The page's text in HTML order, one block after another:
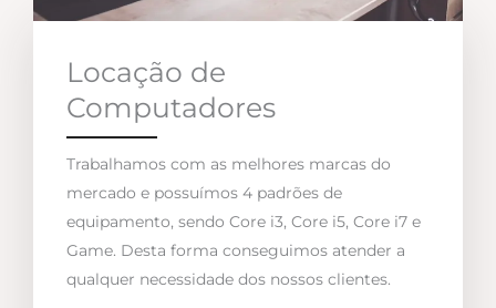
Locação de
Computadores
Trabalhamos com as melhores marcas do
mercado e possuímos 4 padrões de
equipamento, sendo Core i3, Core i5, Core i7 e
Game. Desta forma conseguimos atender a
qualquer necessidade dos nossos clientes.